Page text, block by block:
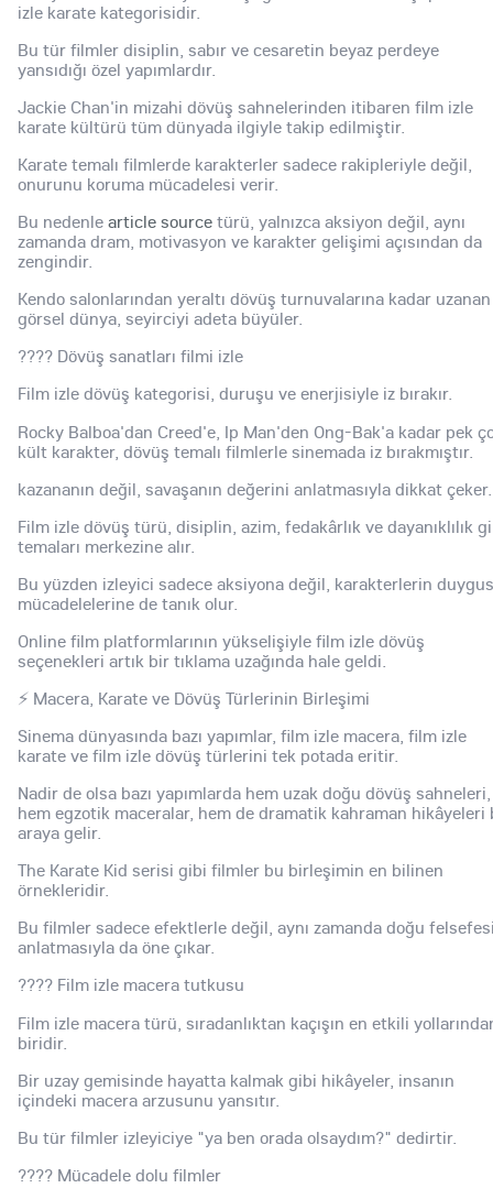
izle karate kategorisidir.
Bu tür filmler disiplin, sabır ve cesaretin beyaz perdeye
yansıdığı özel yapımlardır.
Jackie Chan'in mizahi dövüş sahnelerinden itibaren film izle
karate kültürü tüm dünyada ilgiyle takip edilmiştir.
Karate temalı filmlerde karakterler sadece rakipleriyle değil,
onurunu koruma mücadelesi verir.
Bu nedenle article source türü, yalnızca aksiyon değil, aynı
zamanda dram, motivasyon ve karakter gelişimi açısından da
zengindir.
Kendo salonlarından yeraltı dövüş turnuvalarına kadar uzanan
görsel dünya, seyirciyi adeta büyüler.
???? Dövüş sanatları filmi izle
Film izle dövüş kategorisi, duruşu ve enerjisiyle iz bırakır.
Rocky Balboa'dan Creed'e, Ip Man'den Ong-Bak'a kadar pek
kült karakter, dövüş temalı filmlerle sinemada iz bırakmıştır.
kazananın değil, savaşanın değerini anlatmasıyla dikkat çeker.
Film izle dövüş türü, disiplin, azim, fedakârlık ve dayanıklılık
temaları merkezine alır.
Bu yüzden izleyici sadece aksiyona değil, karakterlerin
mücadelelerine de tanık olur.
Online film platformlarının yükselişiyle film izle dövüş
seçenekleri artık bir tıklama uzağında hale geldi.
⚡ Macera, Karate ve Dövüş Türlerinin Birleşimi
Sinema dünyasında bazı yapımlar, film izle macera, film izle
karate ve film izle dövüş türlerini tek potada eritir.
Nadir de olsa bazı yapımlarda hem uzak doğu dövüş sahneleri,
hem egzotik maceralar, hem de dramatik kahraman hikâyeleri
araya gelir.
The Karate Kid serisi gibi filmler bu birleşimin en bilinen
örnekleridir.
Bu filmler sadece efektlerle değil, aynı zamanda doğu
anlatmasıyla da öne çıkar.
???? Film izle macera tutkusu
Film izle macera türü, sıradanlıktan kaçışın en etkili
biridir.
Bir uzay gemisinde hayatta kalmak gibi hikâyeler, insanın
içindeki macera arzusunu yansıtır.
Bu tür filmler izleyiciye "ya ben orada olsaydım?" dedirtir.
???? Mücadele dolu filmler